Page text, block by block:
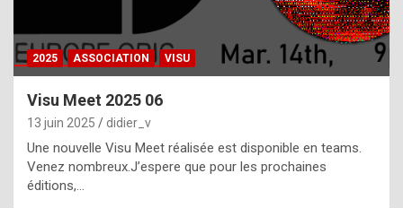
t
t
2025 ASSOCIATION VISU
Visu Meet 2025 06
13 juin 2025 didier_v
Une nouvelle Visu Meet réalisée est disponible en teams.
Venez nombreux.J’espere que pour les prochaines
éditions,…